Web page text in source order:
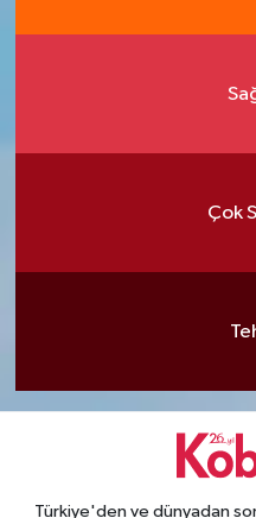
Çok
Türkiye'den ve dünyadan